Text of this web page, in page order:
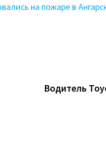
на пожаре в
Водитель